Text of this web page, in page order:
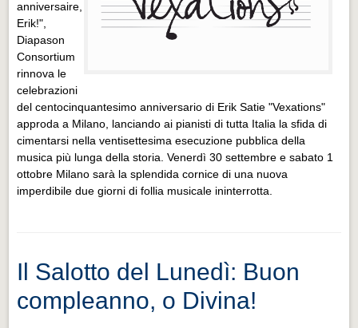
anniversaire,
Erik!",
Diapason
Consortium
rinnova le
celebrazioni
del centocinquantesimo anniversario di Erik Satie "Vexations"
approda a Milano, lanciando ai pianisti di tutta Italia la sfida di
cimentarsi nella ventisettesima esecuzione pubblica della
musica più lunga della storia. Venerdì 30 settembre e sabato 1
ottobre Milano sarà la splendida cornice di una nuova
imperdibile due giorni di follia musicale ininterrotta.
Il Salotto del Lunedì: Buon
compleanno, o Divina!